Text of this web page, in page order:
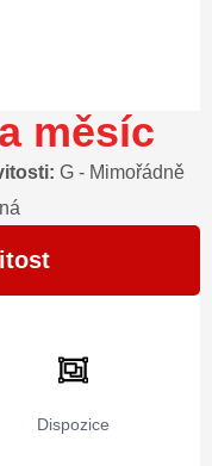
měsíc
G - Mimořádně
Dispozice